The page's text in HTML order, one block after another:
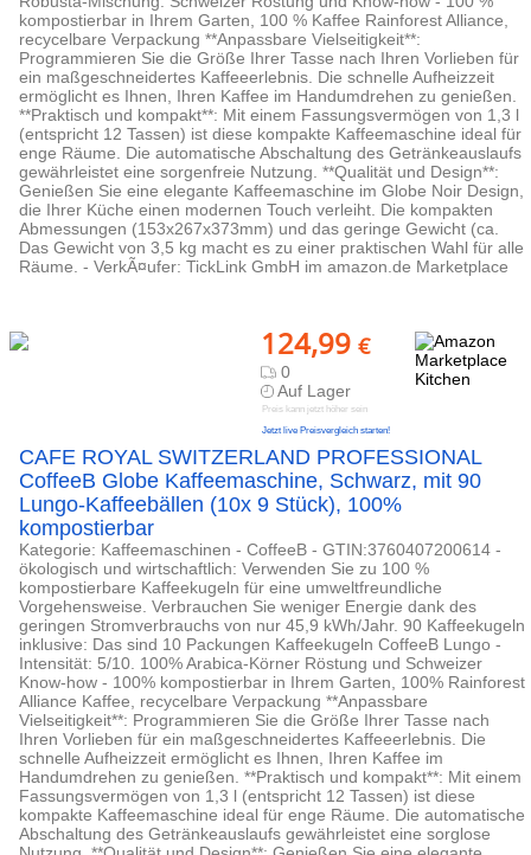
kompostierbar in Ihrem Garten, 100 % Kaffee Rainforest Alliance,
recycelbare Verpackung **Anpassbare Vielseitigkeit**:
Programmieren Sie die Größe Ihrer Tasse nach Ihren Vorlieben für
ein maßgeschneidertes Kaffeeerlebnis. Die schnelle Aufheizzeit
ermöglicht es Ihnen, Ihren Kaffee im Handumdrehen zu genießen.
**Praktisch und kompakt**: Mit einem Fassungsvermögen von 1,3 l
(entspricht 12 Tassen) ist diese kompakte Kaffeemaschine ideal für
enge Räume. Die automatische Abschaltung des Getränkeauslaufs
gewährleistet eine sorgenfreie Nutzung. **Qualität und Design**:
Genießen Sie eine elegante Kaffeemaschine im Globe Noir Design,
die Ihrer Küche einen modernen Touch verleiht. Die kompakten
Abmessungen (153x267x373mm) und das geringe Gewicht (ca.
Das Gewicht von 3,5 kg macht es zu einer praktischen Wahl für alle
Räume. - VerkÃ¤ufer: TickLink GmbH im amazon.de Marketplace
124,99 €
0
Auf Lager
Preis kann jetzt höher sein
Jetzt live Preisvergleich starten!
CAFE ROYAL SWITZERLAND PROFESSIONAL
CoffeeB Globe Kaffeemaschine, Schwarz, mit 90
Lungo-Kaffeebällen (10x 9 Stück), 100%
kompostierbar
Kategorie: Kaffeemaschinen - CoffeeB - GTIN:3760407200614 -
ökologisch und wirtschaftlich: Verwenden Sie zu 100 %
kompostierbare Kaffeekugeln für eine umweltfreundliche
Vorgehensweise. Verbrauchen Sie weniger Energie dank des
geringen Stromverbrauchs von nur 45,9 kWh/Jahr. 90 Kaffeekugeln
inklusive: Das sind 10 Packungen Kaffeekugeln CoffeeB Lungo -
Intensität: 5/10. 100% Arabica-Körner Röstung und Schweizer
Know-how - 100% kompostierbar in Ihrem Garten, 100% Rainforest
Alliance Kaffee, recycelbare Verpackung **Anpassbare
Vielseitigkeit**: Programmieren Sie die Größe Ihrer Tasse nach
Ihren Vorlieben für ein maßgeschneidertes Kaffeeerlebnis. Die
schnelle Aufheizzeit ermöglicht es Ihnen, Ihren Kaffee im
Handumdrehen zu genießen. **Praktisch und kompakt**: Mit einem
Fassungsvermögen von 1,3 l (entspricht 12 Tassen) ist diese
kompakte Kaffeemaschine ideal für enge Räume. Die automatische
Abschaltung des Getränkeauslaufs gewährleistet eine sorglose